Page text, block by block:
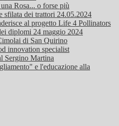
Rosa... o forse più
sfilata dei trattori 24.05.2024
al progetto Life 4 Pollinators
diplomi 24 maggio 2024
di San Quirino
innovation specialist
Sergino Martina
e l'educazione alla